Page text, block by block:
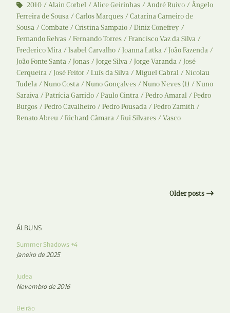
2010
Alain Corbel Alice Geirinhas André Ruivo
Ângelo
Ferreira de Sousa
Carlos Marques
Catarina Carneiro de
Sousa
Combate Cristina Sampaio
Diniz Conefrey
Fernando Relvas
Fernando Torres
Francisco Vaz da Silva
Frederico Mira
Isabel Carvalho Joanna Latka
João Fazenda
João Fonte Santa
Jonas Jorge Silva Jorge Varanda
José
Cerqueira
José Feitor Luís da Silva Miguel Cabral
Nicolau
Tudela
Nuno Costa Nuno Gonçalves Nuno Neves (1)
Nuno
Saraiva
Patrícia Garrido Paulo Cintra Pedro Amaral
Pedro
Burgos
Pedro Cavalheiro Pedro Pousada
Pedro Zamith
Renato Abreu
Richard Câmara Rui Silvares Vasco
Older posts
ÁLBUNS
Summer Shadows #4
Janeiro de 2025
Judea
Novembro de 2016
Beirão